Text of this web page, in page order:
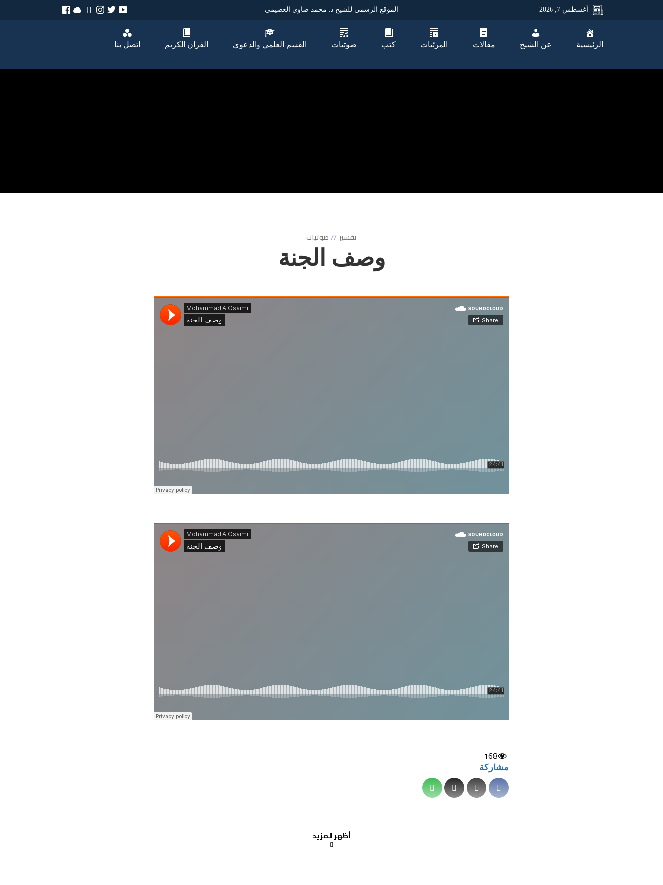
الموقع الرسمي للشيخ د. محمد ضاوي العصيمي أغسطس 7, 2026
الرئيسية عن الشيخ مقالات المرئيات كتب صوتيات القسم العلمي والدعوي القران الكريم اتصل بنا
تفسير صوتيات
وصف الجنة
168
مشاركة
أظهر المزيد